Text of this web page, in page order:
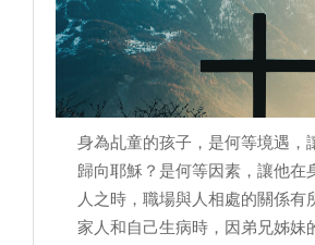
身為乩童的孩子，是何等境遇，
歸向耶穌？是何等因素，讓他在
人之時，職場與人相處的關係有
家人和自己生病時，因弟兄姊妹